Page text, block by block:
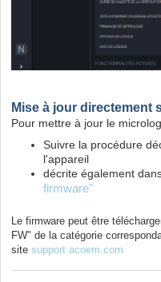
Mise à jour directement
Pour mettre à jour le
Suivre la procédure
l'appareil
décrite également
firmware"
Le firmware peut être
FW" de la catégorie
site support.acoem.com